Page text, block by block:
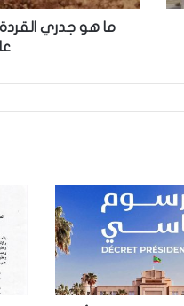
تساقطات
تساقطات
الحوض
ما هو جدري